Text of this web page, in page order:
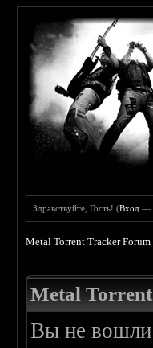
Здравствуйте, Гость! (Вход —
Metal Torrent Tracker Forum
Metal
Вы не вошли